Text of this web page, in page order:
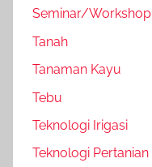
Seminar/Workshop
Tanah
Tanaman Kayu
Tebu
Teknologi Irigasi
Teknologi Pertanian